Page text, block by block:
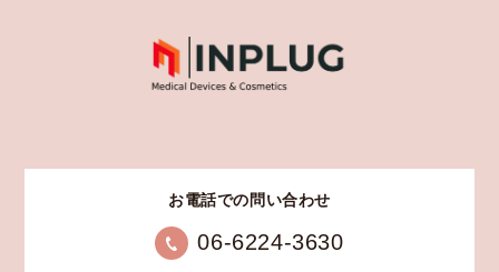
お電話での問い合わせ
06-6224-3630